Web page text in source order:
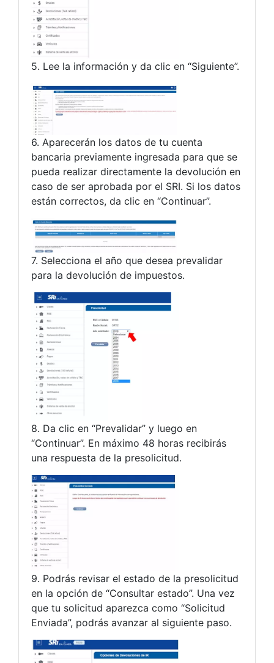
5. Lee la información y da clic en “Siguiente”.
6. Aparecerán los datos de tu cuenta
bancaria previamente ingresada para que se
pueda realizar directamente la devolución en
caso de ser aprobada por el SRI. Si los datos
están correctos, da clic en “Continuar”.
7. Selecciona el año que desea prevalidar
para la devolución de impuestos.
8. Da clic en “Prevalidar” y luego en
“Continuar”. En máximo 48 horas recibirás
una respuesta de la presolicitud.
9. Podrás revisar el estado de la presolicitud
en la opción de “Consultar estado”. Una vez
que tu solicitud aparezca como “Solicitud
Enviada”, podrás avanzar al siguiente paso.